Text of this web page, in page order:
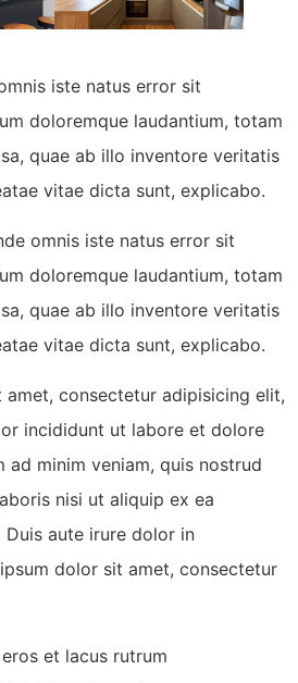
iste natus error sit
doloremque laudantium, totam
quae ab illo inventore veritatis
vitae dicta sunt, explicabo.
omnis iste natus error sit
doloremque laudantium, totam
quae ab illo inventore veritatis
vitae dicta sunt, explicabo.
consectetur adipisicing elit,
incididunt ut labore et dolore
ad minim veniam, quis nostrud
nisi ut aliquip ex ea
aute irure dolor in
dolor sit amet, consectetur
et lacus rutrum